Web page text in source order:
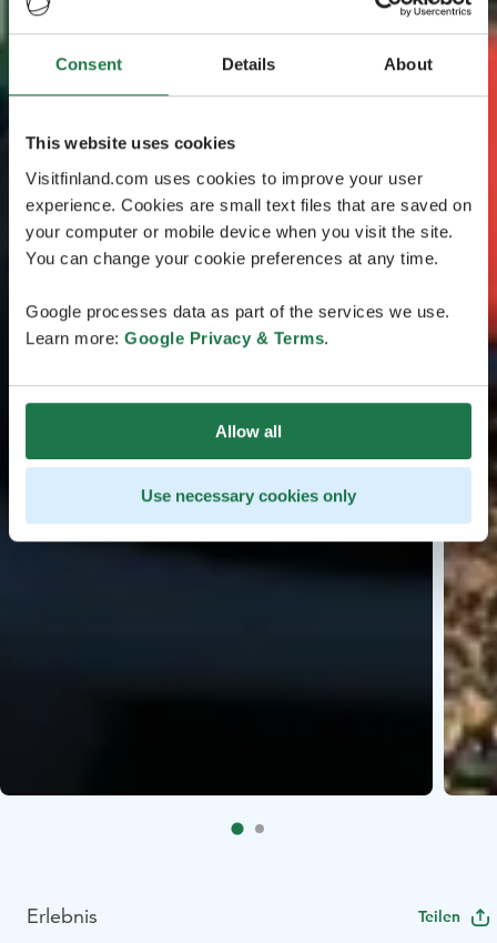
Consent Details About
This website uses cookies
Visitfinland.com uses cookies to improve your user
experience. Cookies are small text files that are saved on
your computer or mobile device when you visit the site.
You can change your cookie preferences at any time.
Google processes data as part of the services we use.
Learn more: Google Privacy & Terms.
Allow all
Use necessary cookies only
Erlebnis Teilen